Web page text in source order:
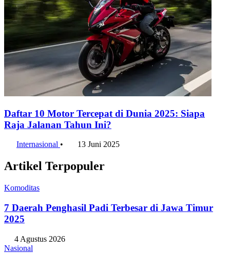
Daftar 10 Motor Tercepat di Dunia 2025: Siapa
Raja Jalanan Tahun Ini?
Internasional • 13 Juni 2025
Artikel Terpopuler
Komoditas
7 Daerah Penghasil Padi Terbesar di Jawa Timur
2025
4 Agustus 2026
Nasional